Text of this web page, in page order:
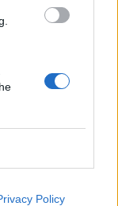
Policy
paluun
2.
tilanteesta
näin katsot